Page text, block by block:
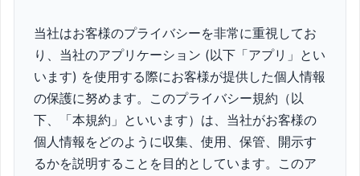
当社はお客様のプライバシーを非常に重視してお
り、当社のアプリケーション (以下「アプリ」とい
います) を使用する際にお客様が提供した個人情報
の保護に努めます。このプライバシー規約（以
下、「本規約」といいます）は、当社がお客様の
個人情報をどのように収集、使用、保管、開示す
るかを説明することを目的としています。このア